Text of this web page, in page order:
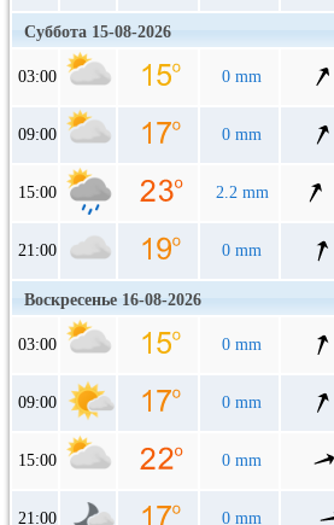
Суббота 15-08-2026
03:00 0 mm
09:00 0 mm
15:00 2.2 mm
21:00 0 mm
Воскресенье 16-08-2026
03:00 0 mm
09:00 0 mm
15:00 0 mm
21:00 0 mm